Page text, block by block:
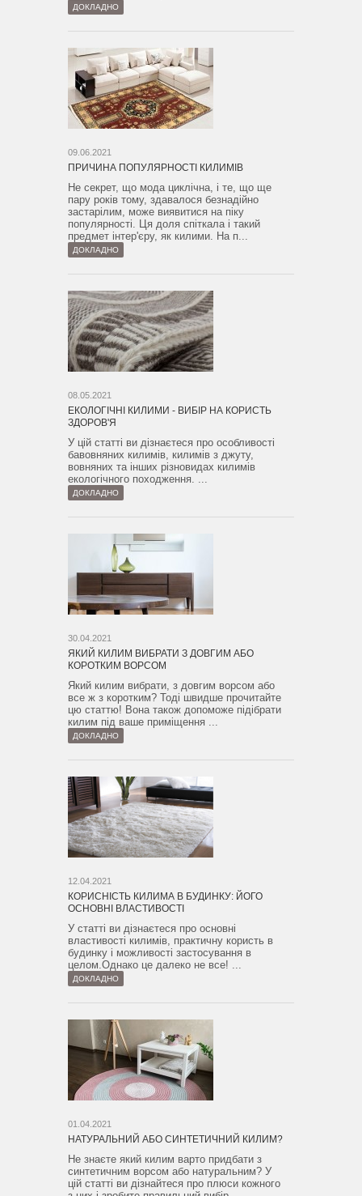
ДОКЛАДНО
09.06.2021
ПРИЧИНА ПОПУЛЯРНОСТІ КИЛИМІВ
Не секрет, що мода циклічна, і те, що ще
пару років тому, здавалося безнадійно
застарілим, може виявитися на піку
популярності. Ця доля спіткала і такий
предмет інтер'єру, як килими. На п...
ДОКЛАДНО
08.05.2021
ЕКОЛОГІЧНІ КИЛИМИ - ВИБІР НА КОРИСТЬ
ЗДОРОВ'Я
У цій статті ви дізнаєтеся про особливості
бавовняних килимів, килимів з джуту,
вовняних та інших різновидах килимів
екологічного походження. ...
ДОКЛАДНО
30.04.2021
ЯКИЙ КИЛИМ ВИБРАТИ З ДОВГИМ АБО
КОРОТКИМ ВОРСОМ
Який килим вибрати, з довгим ворсом або
все ж з коротким? Тоді швидше прочитайте
цю статтю! Вона також допоможе підібрати
килим під ваше приміщення ...
ДОКЛАДНО
12.04.2021
КОРИСНІСТЬ КИЛИМА В БУДИНКУ: ЙОГО
ОСНОВНІ ВЛАСТИВОСТІ
У статті ви дізнаєтеся про основні
властивості килимів, практичну користь в
будинку і можливості застосування в
целом.Однако це далеко не все! ...
ДОКЛАДНО
01.04.2021
НАТУРАЛЬНИЙ АБО СИНТЕТИЧНИЙ КИЛИМ?
Не знаєте який килим варто придбати з
синтетичним ворсом або натуральним? У
цій статті ви дізнайтеся про плюси кожного